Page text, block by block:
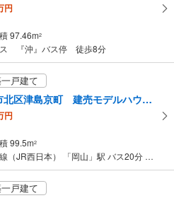
円
97.46m2
『沖』バス停 徒歩8分
戸建て
岡山市北区津島京町 建売モデルハウス イシンホーム岡山
円
99.5m2
山陽本線（JR西日本） 「岡山」駅 バス20分 商大前 バス停下車 徒歩5分
戸建て